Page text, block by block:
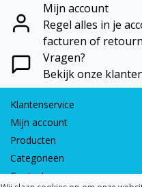
Mijn account
Regel alles in je
facturen of
Vragen?
Bekijk onze
Klantenservice
Mijn account
Producten
Categorieën
Contactgegevens